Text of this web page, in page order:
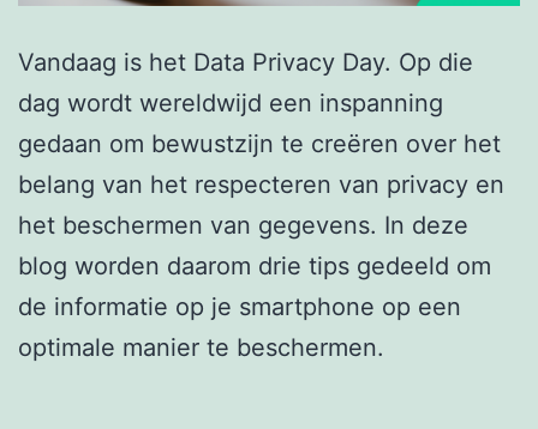
Vandaag is het Data Privacy Day. Op die
dag wordt wereldwijd een inspanning
gedaan om bewustzijn te creëren over het
belang van het respecteren van privacy en
het beschermen van gegevens. In deze
blog worden daarom drie tips gedeeld om
de informatie op je smartphone op een
optimale manier te beschermen.